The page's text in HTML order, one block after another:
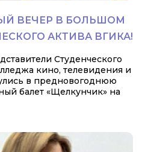
ВЕЧЕР В БОЛЬШОМ
АКТИВА ВГИКА!
Студенческого
кино, телевидения и
в предновогоднюю
балет «Щелкунчик» на